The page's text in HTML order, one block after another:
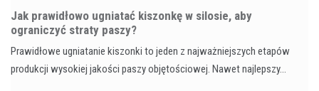
Jak prawidłowo ugniatać kiszonkę w silosie, aby
ograniczyć straty paszy?
Prawidłowe ugniatanie kiszonki to jeden z najważniejszych etapów
produkcji wysokiej jakości paszy objętościowej. Nawet najlepszy…